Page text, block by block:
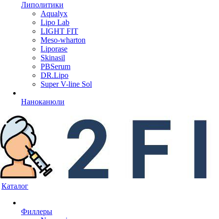
Липолитики
Aqualyx
Lipo Lab
LIGHT FIT
Meso-wharton
Liporase
Skinasil
PBSerum
DR.Lipo
Super V-line Sol
Наноканюли
Каталог
Филлеры